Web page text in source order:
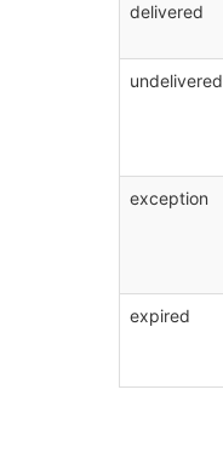
delivered
undelivered
exception
expired